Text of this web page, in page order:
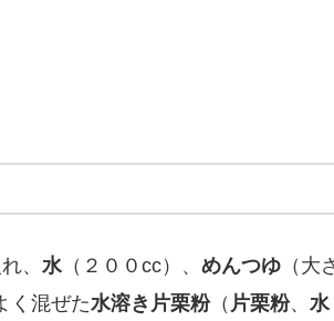
、 水 （２００cc）、 めんつゆ （大
く混ぜた水溶き片栗粉（ 片栗粉、 水